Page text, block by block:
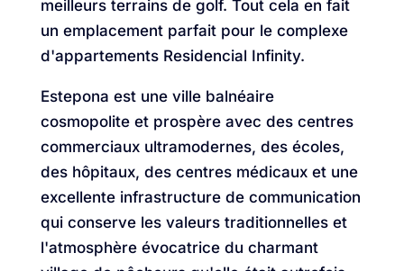
meilleurs terrains de golf. Tout cela en fait
un emplacement parfait pour le complexe
d'appartements Residencial Infinity.
Estepona est une ville balnéaire
cosmopolite et prospère avec des centres
commerciaux ultramodernes, des écoles,
des hôpitaux, des centres médicaux et une
excellente infrastructure de communication
qui conserve les valeurs traditionnelles et
l'atmosphère évocatrice du charmant